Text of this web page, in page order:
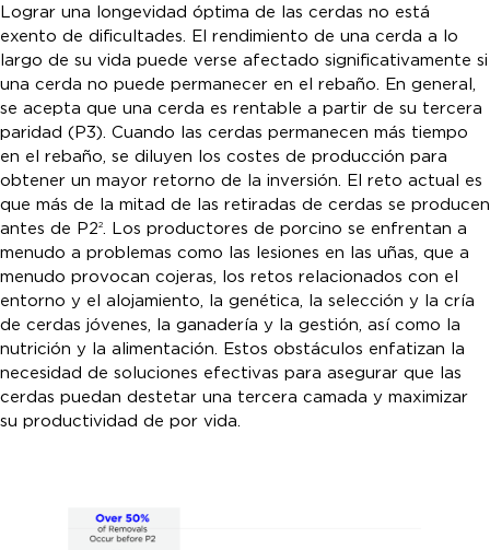
Lograr una longevidad óptima de las cerdas no está
exento de dificultades. El rendimiento de una cerda a lo
largo de su vida puede verse afectado significativamente si
una cerda no puede permanecer en el rebaño. En general,
se acepta que una cerda es rentable a partir de su tercera
paridad (P3). Cuando las cerdas permanecen más tiempo
en el rebaño, se diluyen los costes de producción para
obtener un mayor retorno de la inversión. El reto actual es
que más de la mitad de las retiradas de cerdas se producen
antes de P22. Los productores de porcino se enfrentan a
menudo a problemas como las lesiones en las uñas, que a
menudo provocan cojeras, los retos relacionados con el
entorno y el alojamiento, la genética, la selección y la cría
de cerdas jóvenes, la ganadería y la gestión, así como la
nutrición y la alimentación. Estos obstáculos enfatizan la
necesidad de soluciones efectivas para asegurar que las
cerdas puedan destetar una tercera camada y maximizar
su productividad de por vida.